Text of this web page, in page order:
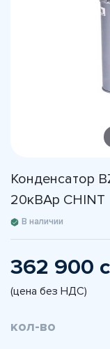
Конденсатор
20кВАр CHINT
В наличии
362 900
(цена без НДС)
кол-во